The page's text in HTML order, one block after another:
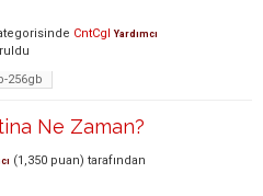
CntCgl Yardımcı
256gb
Ne Zaman?
(1,350 puan) tarafından